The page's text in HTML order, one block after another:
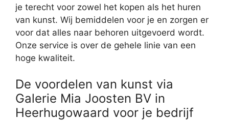
je terecht voor zowel het kopen als het huren
van kunst. Wij bemiddelen voor je en zorgen er
voor dat alles naar behoren uitgevoerd wordt.
Onze service is over de gehele linie van een
hoge kwaliteit.
De voordelen van kunst via
Galerie Mia Joosten BV in
Heerhugowaard voor je bedrijf